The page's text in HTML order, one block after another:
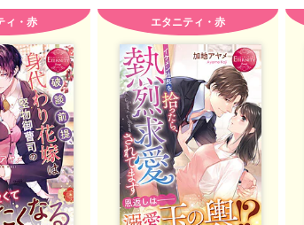
ィ・赤 エタニティ・赤